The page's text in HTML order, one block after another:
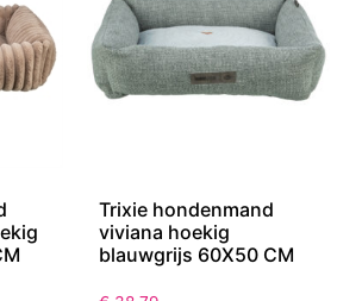
Trixie hondenmand
viviana hoekig
blauwgrijs 60X50 CM